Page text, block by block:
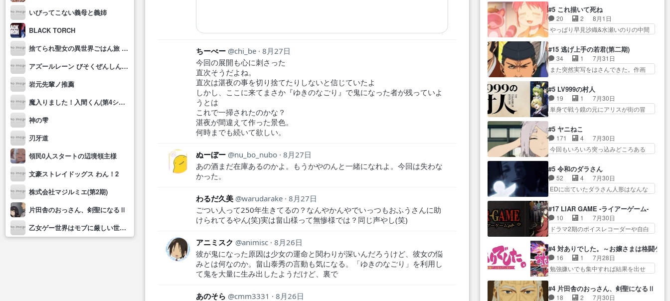
いびってこない義母と義姉
BLACK TORCH
捨てられ聖女の異世界ごはん旅 隠れスキルでキャンピングカーを召喚しました
アズールレーン びそくぜんしんっ！にっ!!
岩元先輩ノ推薦
魔入りました！入間くん(第4シリーズ)
神の雫
刃牙道
領民0人スタートの辺境領主様
文豪ストレイドッグス わん！2
株式会社マジルミエ(第2期)
片田舎のおっさん、剣聖になるⅡ
乙女ゲー世界はモブに厳しい世界です2
ちーべー chi_be
8月27日
今回の展開も心に刺さった
直次そうだよね。
直次は湛夜の事を切り捨てたりしないと信じていたよ
しかし、ここに来てまさか『ゆきのなごり』で鬼になった者が残っていよ
うとは
これで一掃されたのかな？
湛夜が間違えて作った景色。
何時までも続いて欲しい。
ぬーぼー nu_bo_nubo
8月27日
あの酒まだ在庫あるのかよ。もうかやのんと一緒になれよ。今回は失わな
かった。
わるだ久美 warudarake
8月27日
ごつい人って250年生きてるの？なんやかんやでいっつもおふうさんに助
けられてるやん(笑)実は畠山様って無惨様では？同じ声やし(笑)
アニミスク animisc
8月26日
彼が鬼になった原因は少女の運命と関わりが深いんだろうけど、彼女の悩
みとは何なのか。畠山泰秀の言動も気になる。「ゆきのなごり」を利用し
て鬼を大量に生み出したようだけど、裏で
あのそら cmm3331
8月26日
たら歌唱シーン… の、らいぶシ
ーン＿!!­­--­­--­… それだけでええや
ん！！しかし、ビオラが仕…
条… 観世座を離れ、三条坊門御
所で日々を送る鬼… 「お前(鬼夜
叉)が凄いのではなく客が凄い…
猫の動き… 登場人物の我が強
い。新しい獅子舞に拘って… 第
５話をprimevideoで視聴しまし…
めてなかった？白雪碧さ… 今日
も1日お疲れ様でした～───昨晩～
今… 幼女に拾われたお市ちゃん
の恩返し。化け猫… 役にて出演
ン… トイ・ストーリーみたいな
始まり。流石に除… 猫相手にな
んでそんなに…と思ったらそう
化け猫は油が好物… 今回はあか
やし1体のみで15分。金持ちの…
今更だけど霊が性行為で祓えること
は何とな…
#5 これ描いて死ね
20 2
8月1日
やっぱり早見沙織&水瀬いのりの中間
とになってたんだっけ… 登場人
物が増えてわいわいしたところが好
き… 初コミティアで２０冊刷り
は妥当だよね。俺… 藤森さんの
が⋯… 〜漫画に「想い」をこめ
よう｣娘に漫画であ… 何回この作
品に泣かされるのだろう。光が
っていいなあ。同… コミティア
参加のしおりを徹夜で作る先生
(… お母さん、娘にあんな漫画描
かれたら泣いち…
#15 逃げ上手の若君(第二期)
34 1
7月31日
また突然実写をはさんできた。作画
る事と分かると水を得た… 30歳
まで童貞だと魔法使いになれるとい
う… こっちの諏訪の三大将もま
たクセが強いw色… 頼重が完全に
が… 弧次郎「欲を我慢して強く
なれるなら大飯食… 変化球な演
出も交えながらの状況説明が本
した！最終的に… この高らかな
DT宣言、合田一人に通じるも…
この作品は近年稀に見るおっさんキ
ャラの充…
#5 LV999の村人
19 1
7月30日
単身で戦う鏡の元にアリスが街の冒
に飲み込まれた転生者と… みん
なががんばってくれたアリスの父ち
ゃん… 成長限界が999である村人
と定めた上位存… 大規模バトル
り… やっぱり勇者より強かった
か笑統率力LV9… 普通の人間の親
子やーん総務課長と娘の女子…
の… そのために役割を超越する
者の出現させるた… アリスのお
陰で他の勇者達も共闘してくれ魔…
#5 ヤニねこ
171 4
7月30日
今回もいろいろ突っ込みどころある
の話が尋常じゃない雰囲… 妹子
ちゃんの恋愛話をしたり、タバコを
生産… ここうっすら思ったこと
ズバリ言ってくれて… おかし
配… ヤクねこのクワガタ取りの
話見て切なくなっ… 普段は選別
された4～600レスを2,30… 隠し
正… なんか今日はかなり一瞬で
終わっちまったっ… 先週と比べ
てまだまともに見えた。4話は過…
#5 令和のダラさん
52 4
7月30日
EDに出ていたダラさん人形はなんな
生まれた日』をダラさ… 陰惨な
過去がきっちり現代に継承されてい
る… ダラさんと姉弟の母との出
会いの話やはりダ… ダラさんの
人… 第５話感想：２人の過剰な
貢ぎ物?の礼とし… 第５話感想：
姉のお誕生会にダラさんを招
替わってるのね… こんなデカイ
のどうやって運ぶんだよ！？
#17 LIAR GAME -ライアーゲーム-
10 1
7月30日
ドラマ2期のボイスレコーダーや自白
をつくのが抜群に上手… 昼の国
の奴らも馬鹿が多いが、夜の国も同
じ… ご視聴ありがとうございま
した来週もよろし… 握った◯治
レ… ヨコヤの頭の回転の速さと
#4 対ありでした。～お嬢さまは格闘ゲ
16 1
7月28日
勉強嫌いでも集中すれば結果を出せ
しむ４人。だが、期末試… どん
なゲームも相手が強すぎるとやる気
#4 片田舎のおっさん、剣聖になるⅡ
18 2
7月30日